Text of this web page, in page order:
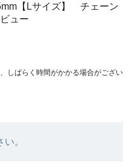
【Lサイズ】 チェーン
ュー
しばらく時間がかかる場合がござい
。